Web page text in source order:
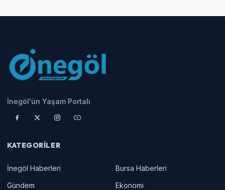
İnegöl'ün Yaşam Portalı
KATEGORILER
İnegöl Haberleri
Bursa Haberleri
Gündem
Ekonomi